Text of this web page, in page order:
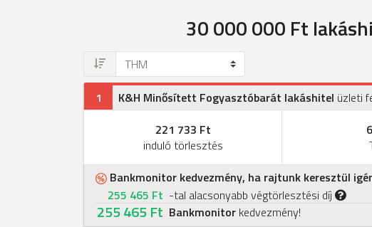
30 000 000 Ft
1 K&H Minősített Fogyasztóbarát lakáshitel üzleti
221 733 Ft
induló törlesztés
Bankmonitor kedvezmény, ha rajtunk keresztül
255 465 Ft -tal alacsonyabb végtörlesztési díj
255 465 Ft Bankmonitor kedvezmény!